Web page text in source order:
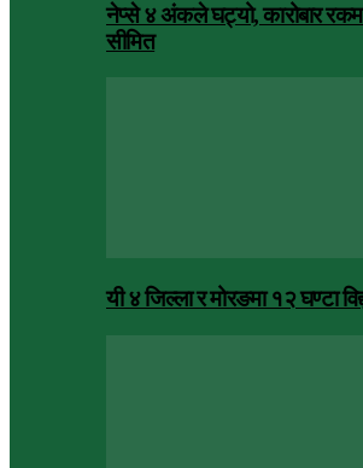
नेप्से ४ अंकले घट्यो, कारोबार
सीमित
यी ४ जिल्ला र मोरङमा १२ घण्टा